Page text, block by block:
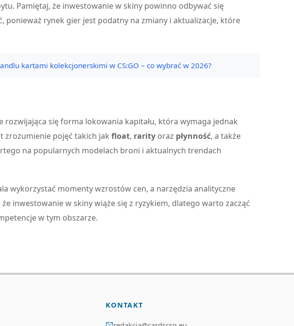
Pamiętaj, że inwestowanie w skiny powinno odbywać się
ponieważ rynek gier jest podatny na zmiany i aktualizacje, które
kartami kolekcjonerskimi w CS:GO – co wybrać w 2026?
się forma lokowania kapitału, która wymaga jednak
zrozumienie pojęć takich jak float, rarity oraz płynność, a także
na popularnych modelach broni i aktualnych trendach
wykorzystać momenty wzrostów cen, a narzędzia analityczne
inwestowanie w skiny wiąże się z ryzykiem, dlatego warto zacząć
w tym obszarze.
KONTAKT